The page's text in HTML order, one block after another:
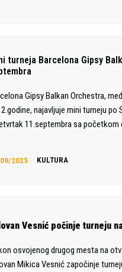
turneja Barcelona Gipsy
Gipsy Balkan Orchestra,
najavljuje mini turneju
11.septembra sa
2025 KULTURA
Vesnić počinje turneju
osvojenog drugog mesta na
Mikica Vesnić započinje